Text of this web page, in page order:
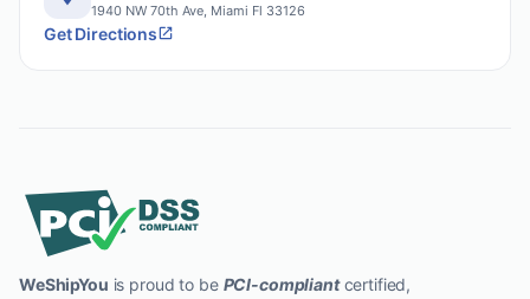
1940 NW 70th Ave, Miami Fl 33126
Get Directions
WeShipYou is proud to be PCI-compliantcertified,